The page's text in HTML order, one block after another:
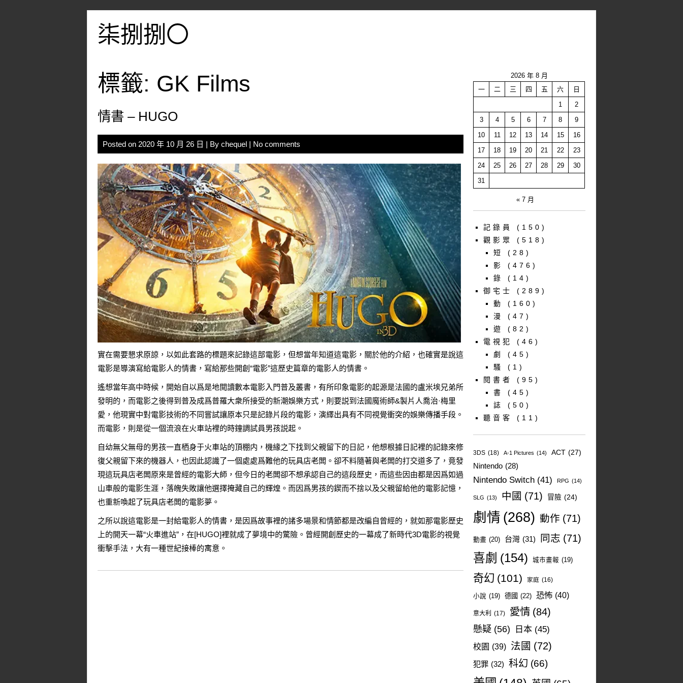
柒捌捌〇
標籤: GK Films
情書 – HUGO
Posted on 2020 年 10 月 26 日 | By chequel | No comments
實在需要懇求原諒，以如此套路的標題來記錄這部電影，但想當年知道這電影，關於他的介紹，也確實是說這
電影是導演寫給電影人的情書，寫給那些開創“電影”這歷史篇章的電影人的情書。
遙想當年高中時候，開始自以爲是地閲讀數本電影入門普及叢書，有所印象電影的起源是法國的盧米埃兄弟所
發明的，而電影之後得到普及成爲普羅大衆所接受的新潮娛樂方式，則要説到法國魔術師&製片人喬治·梅里
愛，他現實中對電影技術的不同嘗試讓原本只是記錄片段的電影，演繹出具有不同視覺衝突的娛樂傳播手段。
而電影，則是從一個流浪在火車站裡的時鐘調試員男孩説起。
自幼無父無母的男孩一直栖身于火車站的頂棚内，機緣之下找到父親留下的日記，他想根據日記裡的記錄來修
復父親留下來的機器人，也因此認識了一個處處爲難他的玩具店老闆。卻不料隨著與老闆的打交道多了，竟發
現這玩具店老闆原來是曾經的電影大師，但今日的老闆卻不想承認自己的這段歷史，而這些因由都是因爲如過
山車般的電影生涯，落魄失敗讓他選擇掩藏自己的輝煌。而因爲男孩的鍥而不捨以及父親留給他的電影記憶，
也重新喚起了玩具店老闆的電影夢。
之所以說這電影是一封給電影人的情書，是因爲故事裡的諸多場景和情節都是改編自曾經的，就如那電影歷史
上的開天一幕“火車進站”，在[HUGO]裡就成了夢境中的驚險。曾經開創歷史的一幕成了新時代3D電影的視覺
衝擊手法，大有一種世紀接棒的寓意。
2026 年 8 月
一
二 三 四 五 六
日
1
2
3
4 5 6 7 8
9
10
11 12 13 14 15
16
17
18 19 20 21 22
23
24
25 26 27 28 29
30
31
« 7 月
記錄員
(150)
觀影眾
(518)
短
(28)
影
(476)
錄
(14)
御宅士
(289)
動
(160)
漫
(47)
遊
(82)
電視犯
(46)
劇
(45)
騷
(1)
閱書者
(95)
書
(45)
誌
(50)
聽音客
(11)
3DS (18) A-1 Pictures (14) ACT (27)
Nintendo (28)
Nintendo Switch (41) RPG (14)
SLG (13) 中國 (71) 冒險 (24)
劇情 (268) 動作 (71)
動畫 (20) 台灣 (31) 同志 (71)
喜劇 (154) 城市畫報 (19)
奇幻 (101) 家庭 (16)
小說 (19) 德國 (22) 恐怖 (40)
意大利 (17) 愛情 (84)
懸疑 (56) 日本 (45)
校園 (39) 法國 (72)
犯罪 (32) 科幻 (66)